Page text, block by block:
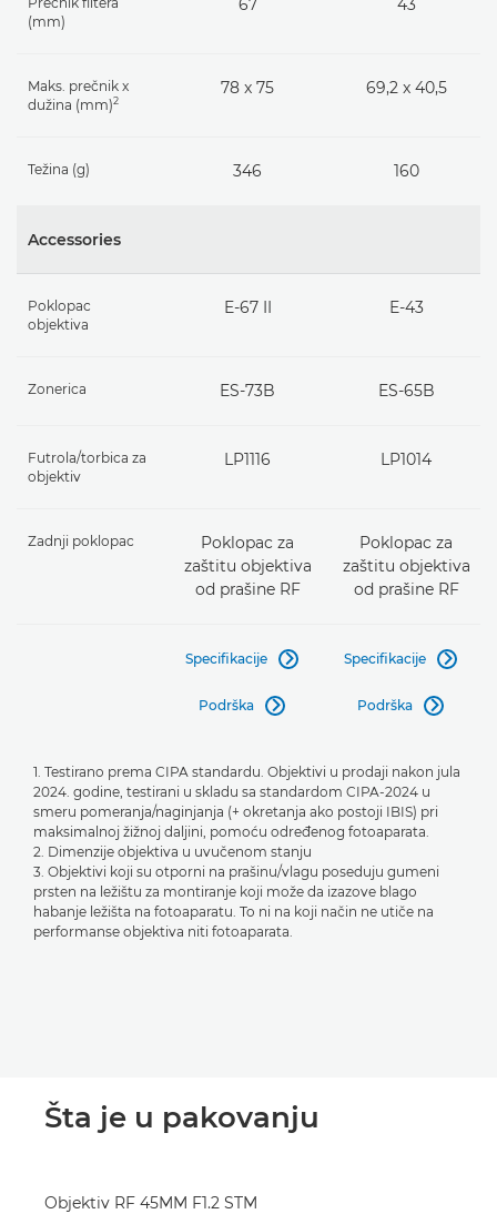
(mm)
67 43
Maks. prečnik x
dužina (mm)2
78 x 75 69,2 x 40,5
Težina (g) 346 160
Accessories
Poklopac
objektiva
E-67 II E-43
Zonerica ES-73B ES-65B
Futrola/torbica za
objektiv
LP1116 LP1014
Zadnji poklopac
Poklopac za
zaštitu objektiva
od prašine RF
Poklopac za
zaštitu objektiva
od prašine RF
Specifikacije 
Podrška 
Specifikacije 
Podrška 
1. Testirano prema CIPA standardu. Objektivi u prodaji nakon jula
2024. godine, testirani u skladu sa standardom CIPA-2024 u
smeru pomeranja/naginjanja (+ okretanja ako postoji IBIS) pri
maksimalnoj žižnoj daljini, pomoću određenog fotoaparata.
2. Dimenzije objektiva u uvučenom stanju
3. Objektivi koji su otporni na prašinu/vlagu poseduju gumeni
prsten na ležištu za montiranje koji može da izazove blago
habanje ležišta na fotoaparatu. To ni na koji način ne utiče na
performanse objektiva niti fotoaparata.
Šta je u pakovanju
Objektiv RF 45MM F1.2 STM